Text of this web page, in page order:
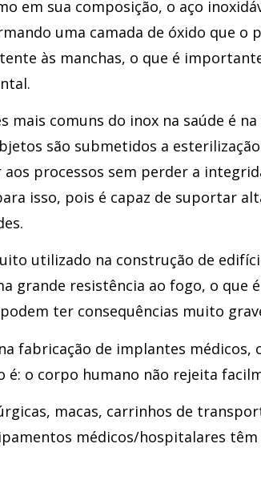
em sua composição, o aço
uma camada de óxido que o
às manchas, o que é
mais comuns do inox na saúde é
são submetidos a
processos sem perder a
isso, pois é capaz de suportar
utilizado na construção de
grande resistência ao fogo, o
ter consequências muito
fabricação de implantes médicos,
é: o corpo humano não rejeita
macas, carrinhos de
médicos/hospitalares